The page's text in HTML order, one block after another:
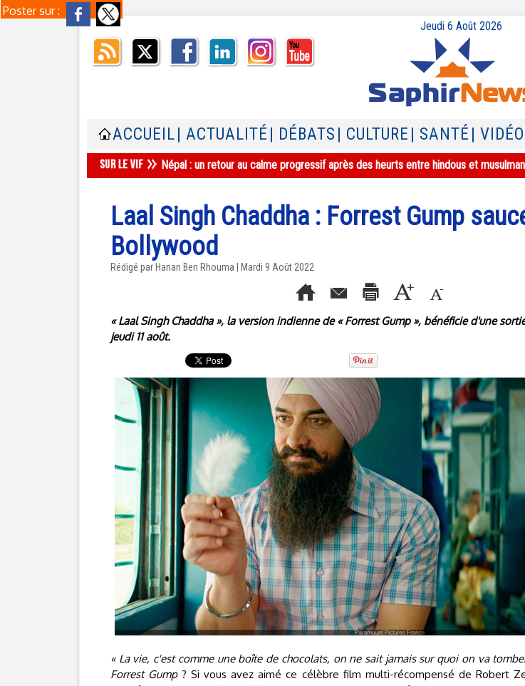
Poster sur :
Jeudi 6 Août 2026
ACCUEIL | ACTUALITÉ | DÉBATS | CULTURE | SANTÉ |
Népal : un retour au calme progressif après des heurts entre hindous et
Laal Singh Chaddha : Forrest Gump
Bollywood
Rédigé par Hanan Ben Rhouma | Mardi 9 Août 2022
« Laal Singh Chaddha », la version indienne de « Forrest Gump », bénéficie d'une
jeudi 11 août.
« La vie, c'est comme une boîte de chocolats, on ne sait jamais sur quoi on va
Forrest Gump? Si vous avez aimé ce célèbre film multi-récompensé de Robert